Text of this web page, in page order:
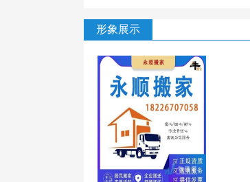
形象展示